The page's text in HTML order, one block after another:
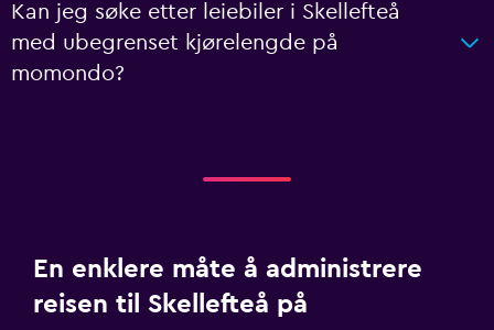
Kan jeg søke etter leiebiler i Skellefteå
med ubegrenset kjørelengde på
momondo?
En enklere måte å administrere
reisen til Skellefteå på